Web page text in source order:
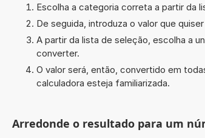
Escolha a categoria correta a partir da
De seguida, introduza o valor que
A partir da lista de seleção, escolha a
converter.
O valor será, então, convertido em
calculadora esteja familiarizada.
Arredonde o resultado para um